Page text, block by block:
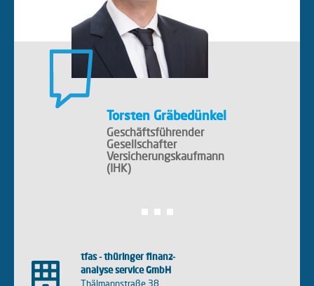
Torsten Gräbedünkel
Geschäftsführender
Gesellschafter
Versicherungskaufmann
(IHK)
tfas - thüringer finanz-
analyse service GmbH
Thälmannstraße 38